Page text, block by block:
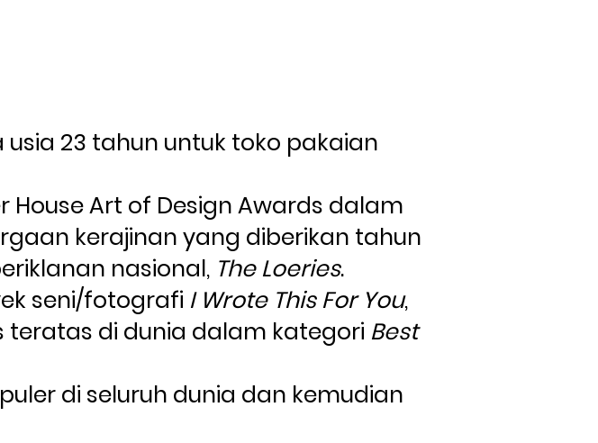
usia 23 tahun untuk toko pakaian
House Art of Design Awards dalam
kerajinan yang diberikan tahun
nasional, The Loeries.
seni/fotografi I Wrote This For You,
teratas di dunia dalam kategori Best
di seluruh dunia dan kemudian